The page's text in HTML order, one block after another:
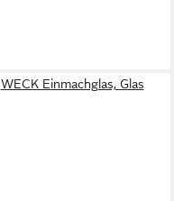
WECK Einmachglas, Glas